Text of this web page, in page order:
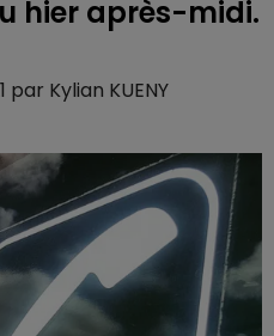
hier après-midi.
par Kylian KUENY